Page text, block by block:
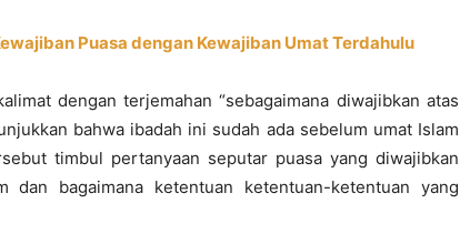
Puasa dengan Kewajiban Umat Terdahulu
dengan terjemahan “sebagaimana diwajibkan atas
bahwa ibadah ini sudah ada sebelum umat Islam
timbul pertanyaan seputar puasa yang diwajibkan
dan bagaimana ketentuan ketentuan-ketentuan yang